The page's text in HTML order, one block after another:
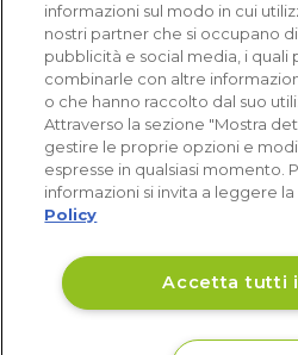
informazioni sul modo in cui
nostri partner che si occupano
pubblicità e social media, i
combinarle con altre
o che hanno raccolto dal suo
Attraverso la sezione "Mostra
gestire le proprie opzioni e
espresse in qualsiasi momento.
informazioni si invita a leggere la
Policy
Accetta tutti